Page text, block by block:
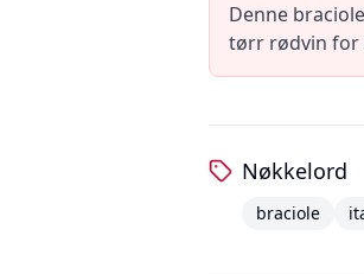
Denne
tørr rødvin for
Nøkkelord
braciole